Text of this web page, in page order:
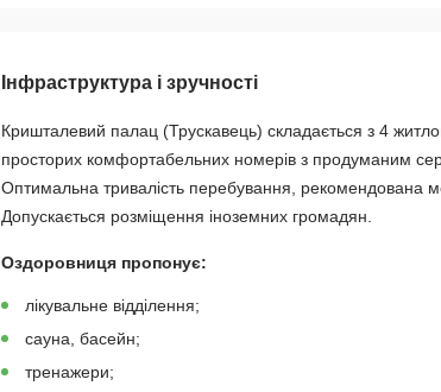
Інфраструктура і зручності
Кришталевий палац (Трускавець) складається з 4
просторих комфортабельних номерів з продуманим
Оптимальна тривалість перебування, рекомендована
Допускається розміщення іноземних громадян.
Оздоровниця пропонує:
лікувальне відділення;
сауна, басейн;
тренажери;